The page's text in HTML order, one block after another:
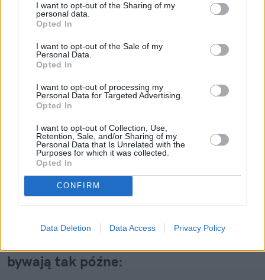
I want to opt-out of the Sharing of my
personal data.
Opted In
I want to opt-out of the Sale of my
Personal Data.
Opted In
I want to opt-out of processing my
Personal Data for Targeted Advertising.
Opted In
I want to opt-out of Collection, Use,
Retention, Sale, and/or Sharing of my
Personal Data that Is Unrelated with the
Purposes for which it was collected.
Opted In
CONFIRM
Data Deletion Data Access Privacy Policy
Nowość od PKP Intercity! |
Bardzo chciałabym, żebyśmy jako społeczeństwo
zrozumieli,  że ADHD, choć posiada numerki
klasyfikacji, nie może być postrzegane jako choroba,
którą się leczy, ale jako odmienność neurologiczna,
która wymaga zrozumienia i odpowiedniego
wsparcia. Ta zmiana perspektywy ma ogromne
znaczenie dla osób z ADHD, które często przez lata
zmagały się z poczuciem niedopasowania lub
niezrozumienia.
Oto najważniejsze przyczyny dla
bywają tak późne: